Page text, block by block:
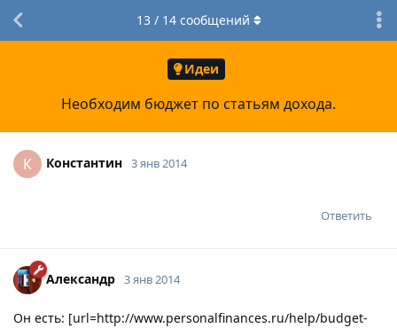
Идеи
Необходим бюджет по статьям дохода.
13 / 14сообщений
К Константин 3 янв 2014
Ответить
Александр 3 янв 2014
Он есть: [url=http://www.personalfinances.ru/help/budget-